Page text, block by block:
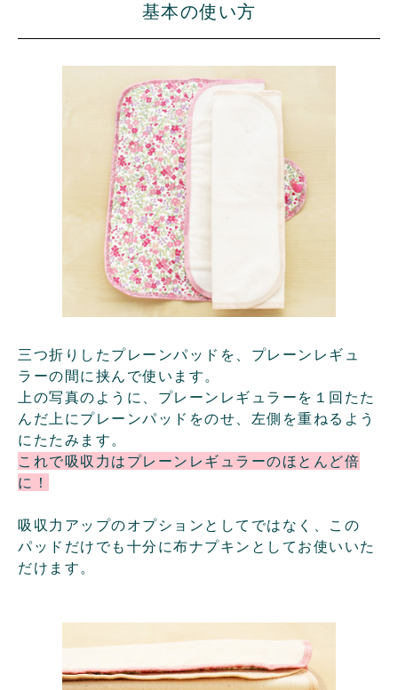
基本の使い方
三つ折りしたプレーンパッドを、プレーンレギュ
ラーの間に挟んで使います。
上の写真のように、プレーンレギュラーを１回たた
んだ上にプレーンパッドをのせ、左側を重ねるよう
にたたみます。
これで吸収力はプレーンレギュラーのほとんど倍
に！
吸収力アップのオプションとしてではなく、この
パッドだけでも十分に布ナプキンとしてお使いいた
だけます。